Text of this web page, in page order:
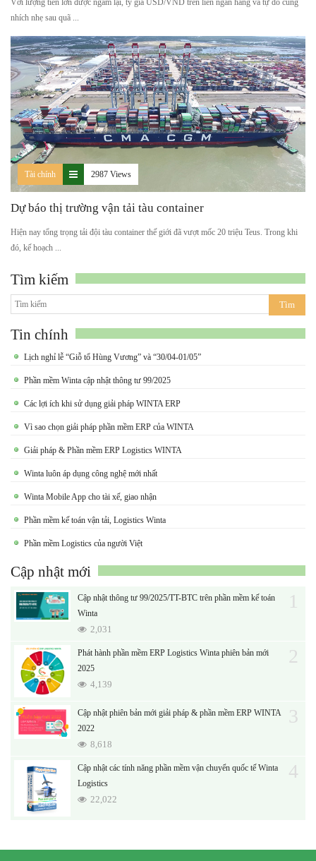
Với lượng tiền lớn được ngấm lại, tỷ giá USD/VND trên liên ngân hàng và tự do cùng
nhích nhẹ sau quã ...
Tài chính 2987 Views
Dự báo thị trường vận tải tàu container
Hiện nay tổng trọng tải đội tàu container thế giới đã vượt mốc 20 triệu Teus. Trong khi
đó, kế hoạch ...
Tìm kiếm
Tin chính
Lịch nghỉ lễ “Giỗ tổ Hùng Vương” và “30/04-01/05”
Phần mềm Winta cập nhật thông tư 99/2025
Các lợi ích khi sử dụng giải pháp WINTA ERP
Vì sao chọn giải pháp phần mềm ERP của WINTA
Giải pháp & Phần mềm ERP Logistics WINTA
Winta luôn áp dụng công nghệ mới nhất
Winta Mobile App cho tài xế, giao nhận
Phần mềm kế toán vận tải, Logistics Winta
Phần mềm Logistics của người Việt
Cập nhật mới
Cập nhật thông tư 99/2025/TT-BTC trên phần mềm kế toán
Winta
2,031
1
Phát hành phần mềm ERP Logistics Winta phiên bản mới
2025
4,139
2
Cập nhật phiên bản mới giải pháp & phần mềm ERP WINTA
2022
8,618
3
Cập nhật các tính năng phần mềm vận chuyển quốc tế Winta
Logistics
22,022
4